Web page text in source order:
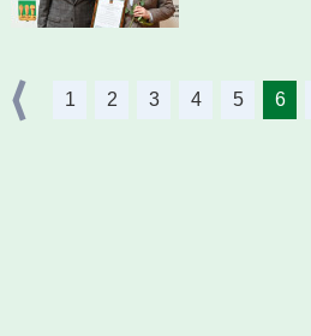
1 2 3 4 5 6